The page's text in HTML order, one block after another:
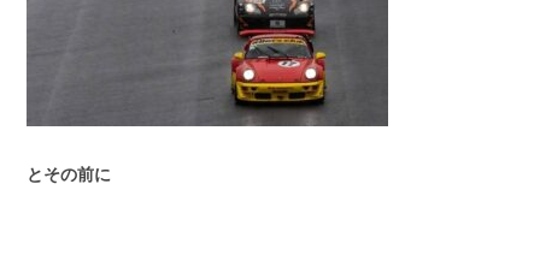
とその前に